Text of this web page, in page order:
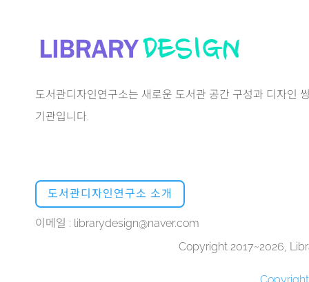
도서관디자인연구소는 새로운 도서관 공간 구성과 디자인
기관입니다.
도서관디자인연구소 소개
이메일 : librarydesign@naver.com
Copyright 2017~2026,